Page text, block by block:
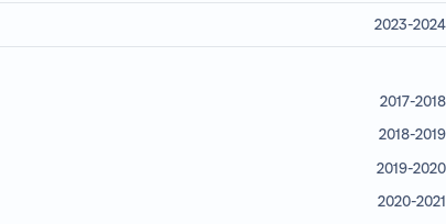
2023-2024
2017-2018
2018-2019
2019-2020
2020-2021